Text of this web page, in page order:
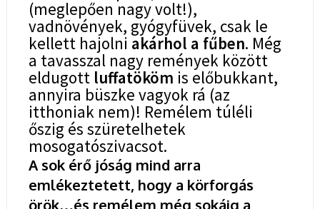
(meglepően nagy volt!),
vadnövények, gyógyfüvek, csak le
kellett hajolni akárhol a fűben. Még
a tavasszal nagy remények között
eldugott luffatököm is előbukkant,
annyira büszke vagyok rá (az
itthoniak nem)! Remélem túléli
őszig és szüretelhetek
mosogatószivacsot.
A sok érő jóság mind arra
emlékeztetett, hogy a körforgás
örök…és remélem még sokáig a